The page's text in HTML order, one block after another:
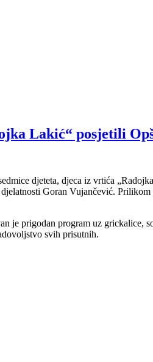
Lakić“ posjetili
djeteta, djeca iz vrtića
Goran Vujančević.
je prigodan program uz
svih prisutnih.